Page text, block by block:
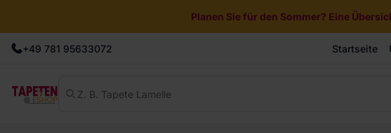
Planen Sie für den Sommer? Eine
+49 781 95633072 Startseite